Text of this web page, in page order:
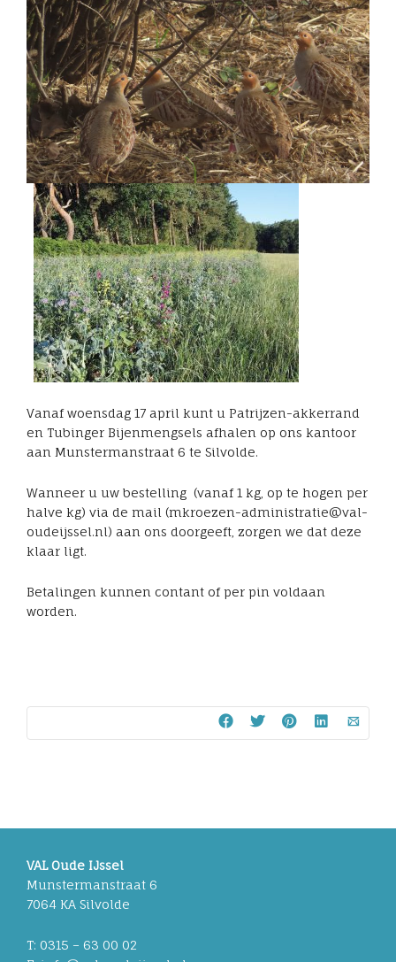
Vanaf woensdag 17 april kunt u Patrijzen-akkerrand
en Tubinger Bijenmengsels afhalen op ons kantoor
aan Munstermanstraat 6 te Silvolde.
Wanneer u uw bestelling (vanaf 1 kg, op te hogen per
halve kg) via de mail (mkroezen-administratie@val-
oudeijssel.nl) aan ons doorgeeft, zorgen we dat deze
klaar ligt.
Betalingen kunnen contant of per pin voldaan
worden.
VAL Oude IJssel
Munstermanstraat 6
7064 KA Silvolde
T: 0315 – 63 00 02